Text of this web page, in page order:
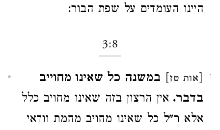
היינו העומדים על שפת הבור:
3:8
1
[אות טז] במשנה כל שאינו מחוייב
בדבר. אין הרצון בזה שאינו מחויב כלל
אלא ר"ל כל שאינו מחויב מחמת וודאי